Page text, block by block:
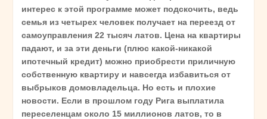
интерес к этой программе может подскочить, ведь
семья из четырех человек получает на переезд от
самоуправления 22 тысяч латов. Цена на квартиры
падают, и за эти деньги (плюс какой-никакой
ипотечный кредит) можно приобрести приличную
собственную квартиру и навсегда избавиться от
выбрыков домовладельца. Но есть и плохие
новости. Если в прошлом году Рига выплатила
переселенцам около 15 миллионов латов, то в